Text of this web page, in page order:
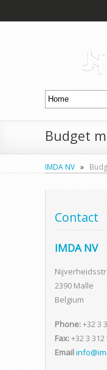
Budget
IMDA NV »
Contact
IMDA NV
2390 Malle
Belgium
Phone:+32 3
Fax:+32 3 312
Email